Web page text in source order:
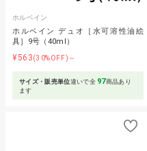
ホルベイン
ホルベイン デュオ［水可溶性油絵
具］9号（40ml）
¥563(30%OFF)～
サイズ・販売単位違いで全 97商品あり
ます